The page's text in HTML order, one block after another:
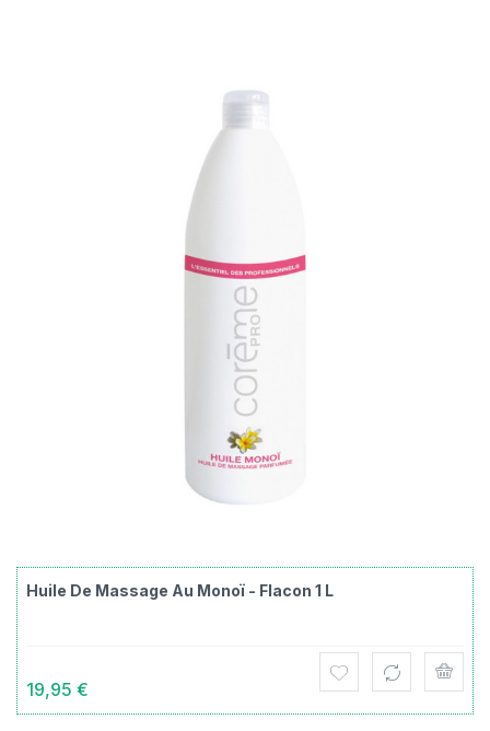
Huile De Massage Au Monoï - Flacon 1 L
19,95 €